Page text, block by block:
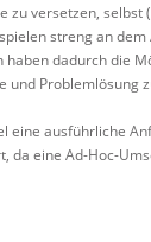
versetzen,
streng an
dadurch die
und Problemlösung
eine ausführliche
da eine Ad-Hoc-